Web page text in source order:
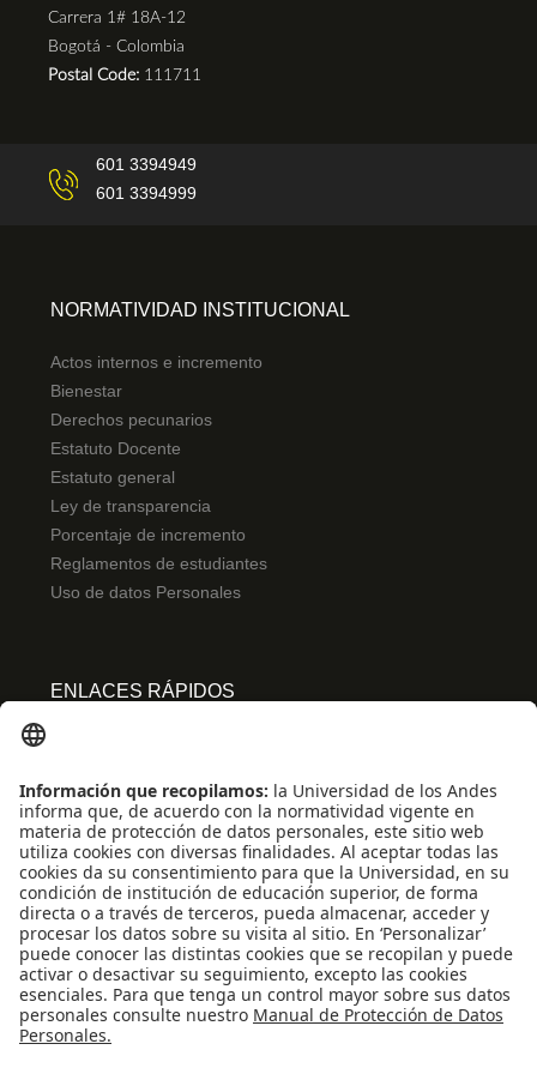
Carrera 1# 18A-12
Bogotá - Colombia
Postal Code: 111711
601 3394949
601 3394999
NORMATIVIDAD INSTITUCIONAL
Actos internos e incremento
Bienestar
Derechos pecunarios
Estatuto Docente
Estatuto general
Ley de transparencia
Porcentaje de incremento
Reglamentos de estudiantes
Uso de datos Personales
ENLACES RÁPIDOS
Convivencia y transparencia
Emergencias: Extensión 0000
Eventos destacados
Mapa del Sitio
Multimedia
Noticias
Preguntas frecuentes